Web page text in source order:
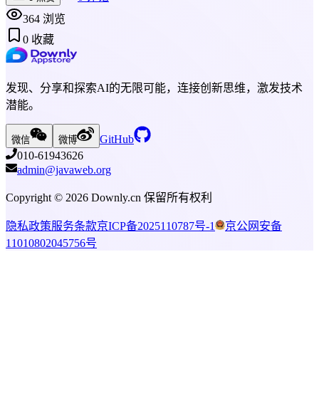
364 浏览
0 收藏
发现、分享和探索AI的无限可能，连接创新思维，激发技术
潜能。
微信 微博
GitHub
010-61943626
admin@javaweb.org
Copyright © 2026 Downly.cn 保留所有权利
隐私政策服务条款京ICP备2025110787号-1
京公网安备
11010802045756号